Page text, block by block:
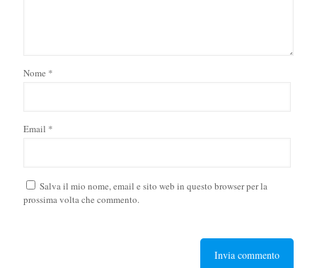
Nome *
Email *
Salva il mio nome, email e sito web in questo browser per la
prossima volta che commento.